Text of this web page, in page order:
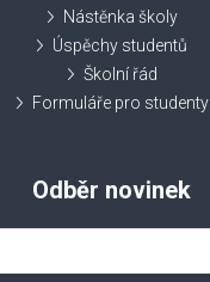
Nástěnka školy
Úspěchy studentů
Školní řád
Formuláře pro studenty
Odběr novinek